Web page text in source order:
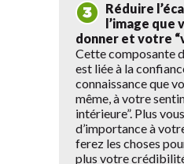
Réduire
l’image que
donner et votre
Cette composante
est liée à la
connaissance que
même, à votre
intérieure”. Plus
d’importance à
ferez les choses
plus votre